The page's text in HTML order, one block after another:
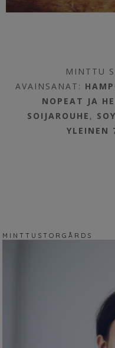
MINTTU
AVAINSANAT:
NOPEAT JA
SOIJAROUHE ,
YLEINEN
M I N T T U S T O R G Å R D S